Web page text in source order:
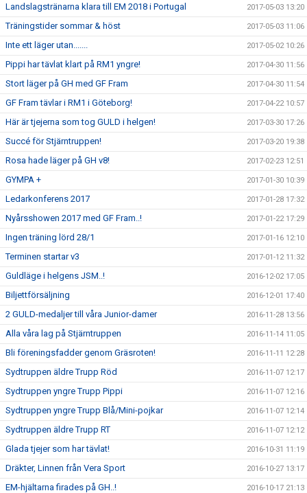
Landslagstränarna klara till EM 2018 i Portugal 2017-05-03 13:20
Träningstider sommar & höst 2017-05-03 11:06
Inte ett läger utan....... 2017-05-02 10:26
Pippi har tävlat klart på RM1 yngre! 2017-04-30 11:56
Stort läger på GH med GF Fram 2017-04-30 11:54
GF Fram tävlar i RM1 i Göteborg! 2017-04-22 10:57
Här är tjejerna som tog GULD i helgen! 2017-03-30 17:26
Succé för Stjärntruppen! 2017-03-20 19:38
Rosa hade läger på GH v8! 2017-02-23 12:51
GYMPA + 2017-01-30 10:39
Ledarkonferens 2017 2017-01-28 17:32
Nyårsshowen 2017 med GF Fram..! 2017-01-22 17:29
Ingen träning lörd 28/1 2017-01-16 12:10
Terminen startar v3 2017-01-12 11:32
Guldläge i helgens JSM..! 2016-12-02 17:05
Biljettförsäljning 2016-12-01 17:40
2 GULD-medaljer till våra Junior-damer 2016-11-28 13:56
Alla våra lag på Stjärntruppen 2016-11-14 11:05
Bli föreningsfadder genom Gräsroten! 2016-11-11 12:28
Sydtruppen äldre Trupp Röd 2016-11-07 12:17
Sydtruppen yngre Trupp Pippi 2016-11-07 12:16
Sydtruppen yngre Trupp Blå/Mini-pojkar 2016-11-07 12:14
Sydtruppen äldre Trupp RT 2016-11-07 12:12
Glada tjejer som har tävlat! 2016-10-31 11:19
Dräkter, Linnen från Vera Sport 2016-10-27 13:17
EM-hjältarna firades på GH..! 2016-10-17 21:13